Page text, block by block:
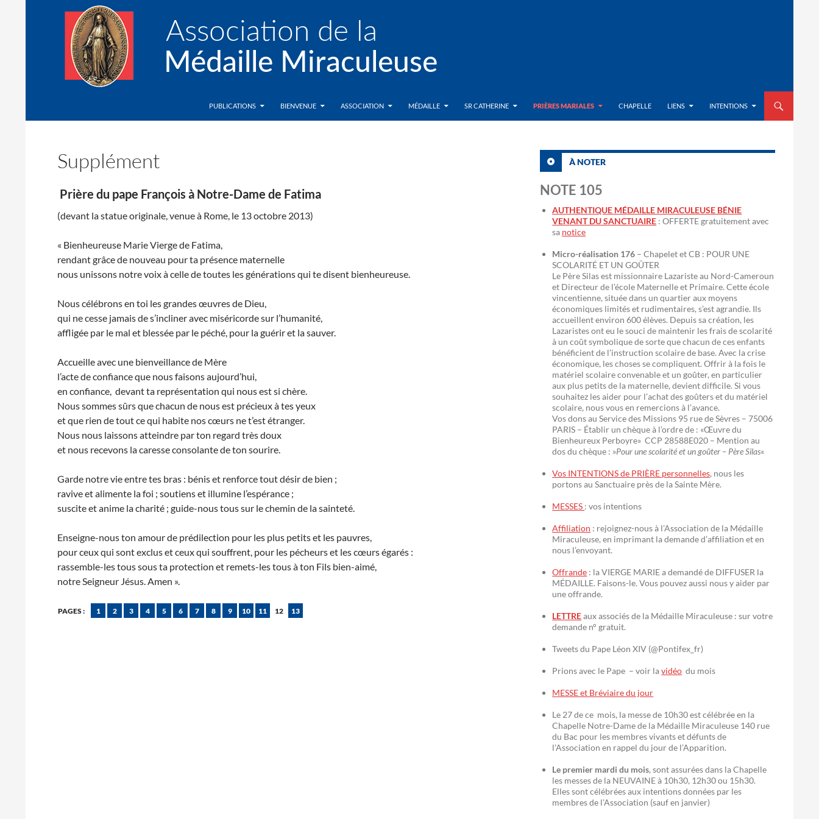
Association de la Médaille MiraculeusePUBLICATIONS
BIENVENUE ASSOCIATION MÉDAILLE SR CATHERINE PRIÈRES MARIALES CHAPELLE LIENS INTENTIONS
Supplément
Prière du pape François à Notre-Dame de Fatima
(devant la statue originale, venue à Rome, le 13 octobre 2013)
« Bienheureuse Marie Vierge de Fatima,
rendant grâce de nouveau pour ta présence maternelle
nous unissons notre voix à celle de toutes les générations qui te disent bienheureuse.
Nous célébrons en toi les grandes œuvres de Dieu,
qui ne cesse jamais de s’incliner avec miséricorde sur l’humanité,
affligée par le mal et blessée par le péché, pour la guérir et la sauver.
Accueille avec une bienveillance de Mère
l’acte de confiance que nous faisons aujourd’hui,
en confiance, devant ta représentation qui nous est si chère.
Nous sommes sûrs que chacun de nous est précieux à tes yeux
et que rien de tout ce qui habite nos cœurs ne t’est étranger.
Nous nous laissons atteindre par ton regard très doux
et nous recevons la caresse consolante de ton sourire.
Garde notre vie entre tes bras : bénis et renforce tout désir de bien ;
ravive et alimente la foi ; soutiens et illumine l’espérance ;
suscite et anime la charité ; guide-nous tous sur le chemin de la sainteté.
Enseigne-nous ton amour de prédilection pour les plus petits et les pauvres,
pour ceux qui sont exclus et ceux qui souffrent, pour les pécheurs et les cœurs égarés :
rassemble-les tous sous ta protection et remets-les tous à ton Fils bien-aimé,
notre Seigneur Jésus. Amen ».
PAGES : 1 2 3 4 5 6 7 8 9 10 11 12 13
À NOTER
NOTE 105
AUTHENTIQUE MÉDAILLE MIRACULEUSE BÉNIE
VENANT DU SANCTUAIRE : OFFERTE gratuitement avec
sa notice
Micro-réalisation 176 – Chapelet et CB : POUR UNE
SCOLARITÉ ET UN GOÛTER
Le Père Silas est missionnaire Lazariste au Nord-Cameroun
et Directeur de l’école Maternelle et Primaire. Cette école
vincentienne, située dans un quartier aux moyens
économiques limités et rudimentaires, s’est agrandie. Ils
accueillent environ 600 élèves. Depuis sa création, les
Lazaristes ont eu le souci de maintenir les frais de scolarité
à un coût symbolique de sorte que chacun de ces enfants
bénéficient de l’instruction scolaire de base. Avec la crise
économique, les choses se compliquent. Offrir à la fois le
matériel scolaire convenable et un goûter, en particulier
aux plus petits de la maternelle, devient difficile. Si vous
souhaitez les aider pour l’achat des goûters et du matériel
scolaire, nous vous en remercions à l’avance.
Vos dons au Service des Missions 95 rue de Sèvres – 75006
PARIS – Établir un chèque à l’ordre de : «Œuvre du
Bienheureux Perboyre» CCP 28588E020 – Mention au
dos du chèque : »Pour une scolarité et un goûter – Père Silas«
Vos INTENTIONS de PRIÈRE personnelles, nous les
portons au Sanctuaire près de la Sainte Mère.
MESSES : vos intentions
Affiliation : rejoignez-nous à l’Association de la Médaille
Miraculeuse, en imprimant la demande d’affiliation et en
nous l’envoyant.
Offrande : la VIERGE MARIE a demandé de DIFFUSER la
MÉDAILLE. Faisons-le. Vous pouvez aussi nous y aider par
une offrande.
LETTREaux associés de la Médaille Miraculeuse : sur votre
demande n° gratuit.
Tweets du Pape Léon XIV (@Pontifex_fr)
Prions avec le Pape – voir lavidéo du mois
MESSE et Bréviaire du jour
Le 27 de ce mois, la messe de 10h30 est célébrée en la
Chapelle Notre-Dame de la Médaille Miraculeuse 140 rue
du Bac pour les membres vivants et défunts de
l’Association en rappel du jour de l’Apparition.
Le premier mardi du mois, sont assurées dans la Chapelle
les messes de la NEUVAINE à 10h30, 12h30 ou 15h30.
Elles sont célébrées aux intentions données par les
membres de l’Association (sauf en janvier)